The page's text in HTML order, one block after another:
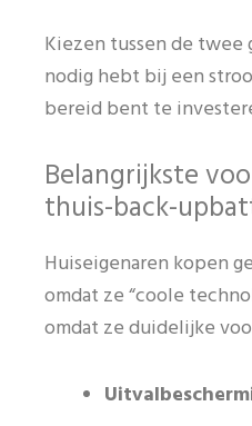
Kiezen tussen de twee
nodig hebt bij een
bereid bent te
Belangrijkste
thuis-back-
Huiseigenaren kopen
omdat ze “coole
omdat ze duidelijke